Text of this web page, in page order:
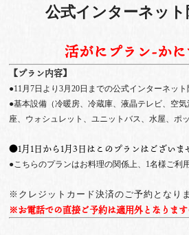
公式インターネッ
活がにプラン-か
【プラン内容】
●11月7日より3月20日までの公式インターネット
●基本設備（冷暖房、冷蔵庫、液晶テレビ、空
座、ウォシュレット、ユニットバス、水屋、ポ
●1月1日から1月3日はこのプランはございま
●こちらのプランはお料理の関係上、1名様ご利
※クレジットカード決済のご予約となりま
※お電話での直接ご予約は適用外となります